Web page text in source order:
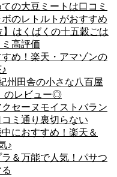
の大豆ミートは口コミ
のレトルトがおすすめ
】はくばくの十五穀ごは
高評価
め！楽天・アマゾンの
州田舎の小さな八百屋
のレビュー◎
セーヌモイストバラン
ミ通り裏切らない
におすすめ！楽天＆
♪
＆万能で人気！パサつ